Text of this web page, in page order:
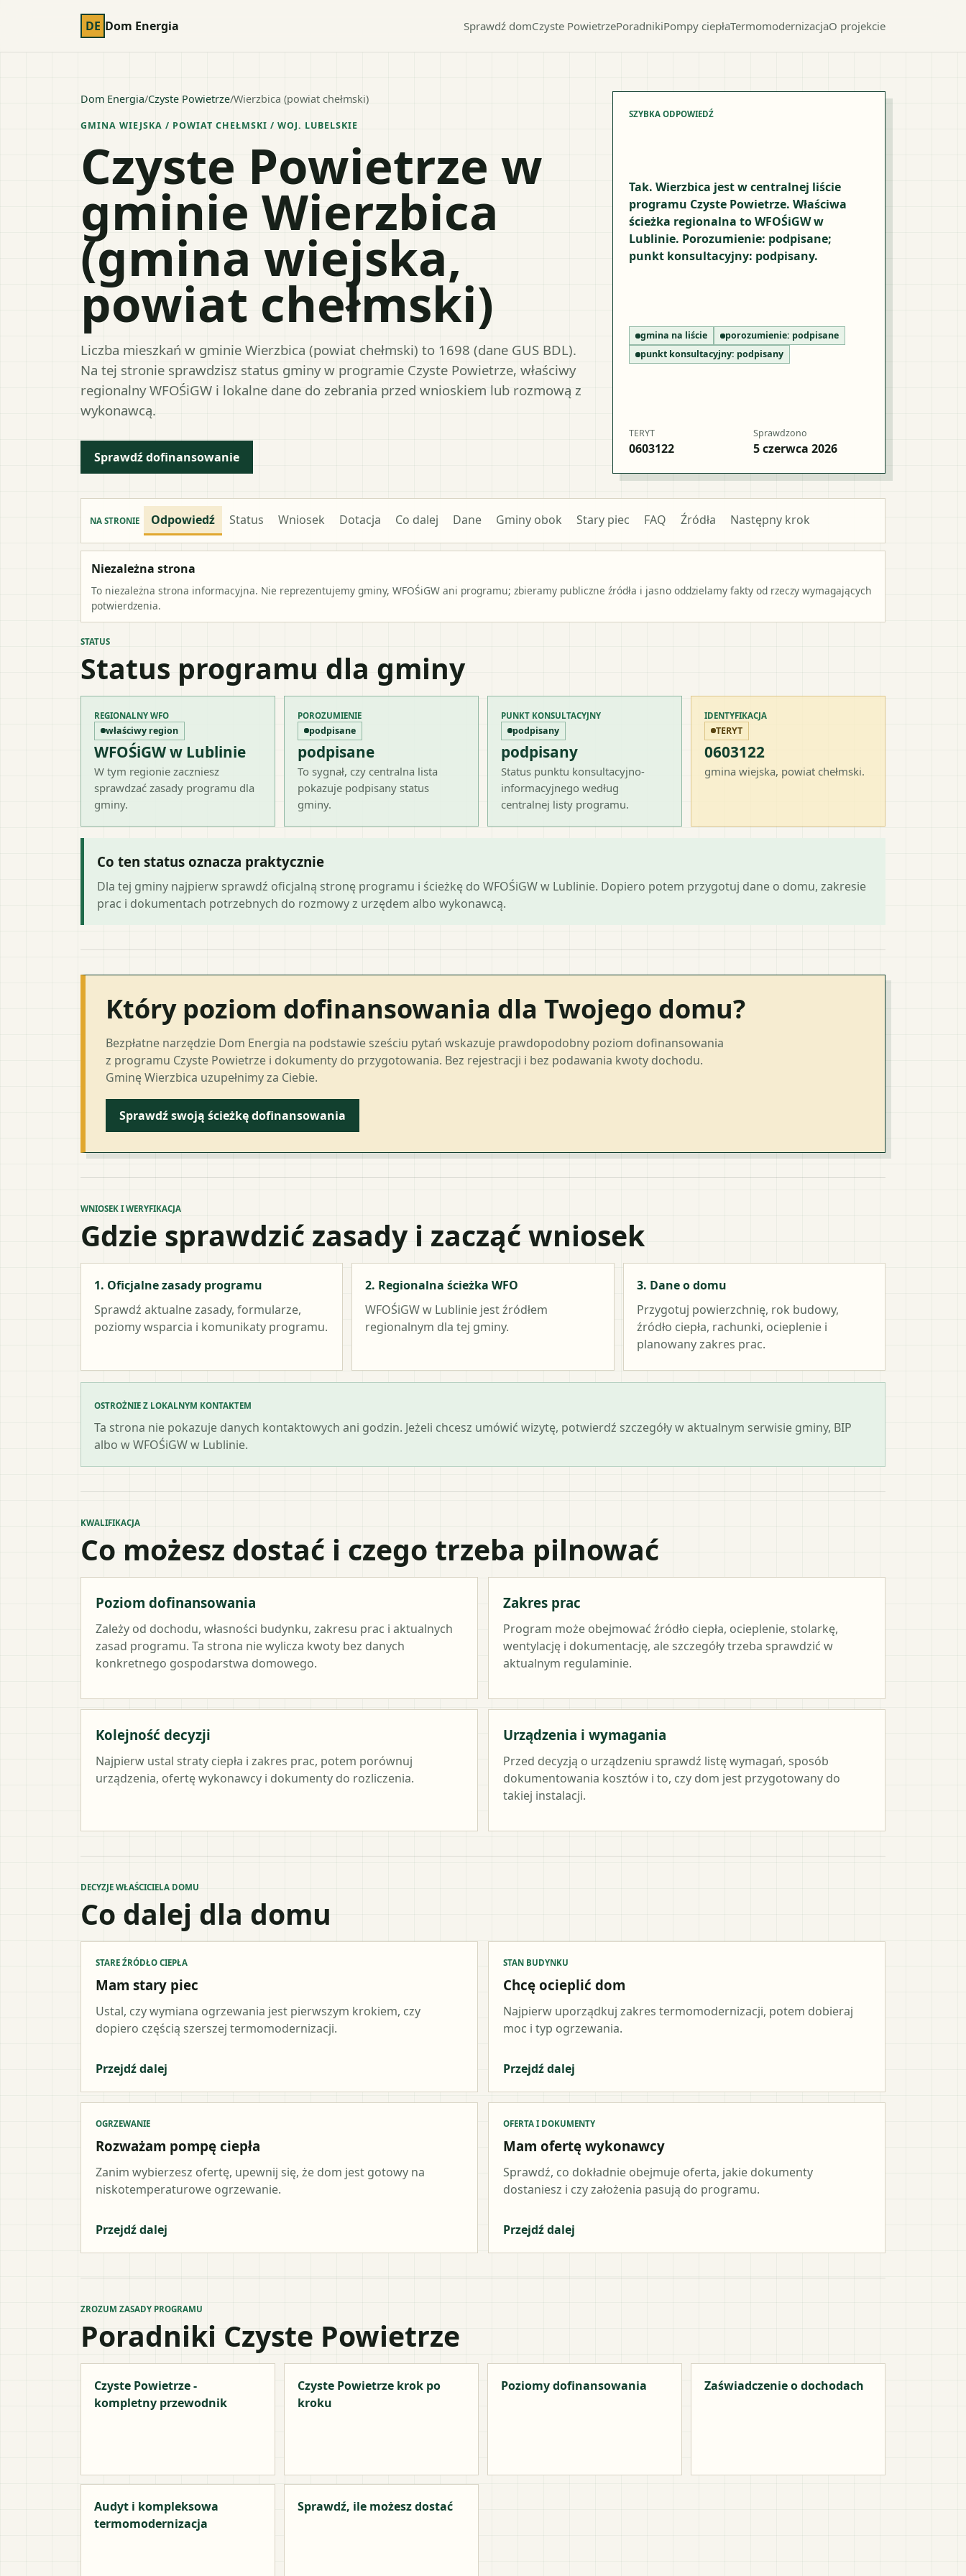
DE Dom Energia Sprawdź domCzyste PowietrzePoradnikiPompy ciepłaTermomodernizacjaO projekcie
Dom Energia/Czyste Powietrze/Wierzbica (powiat chełmski)
GMINA WIEJSKA / POWIAT CHEŁMSKI / WOJ. LUBELSKIE
Czyste Powietrze w
gminie Wierzbica
(gmina wiejska,
powiat chełmski)
Liczba mieszkań w gminie Wierzbica (powiat chełmski) to 1698 (dane GUS BDL).
Na tej stronie sprawdzisz status gminy w programie Czyste Powietrze, właściwy
regionalny WFOŚiGW i lokalne dane do zebrania przed wnioskiem lub rozmową z
wykonawcą.
Sprawdź dofinansowanie
SZYBKA ODPOWIEDŹ
Tak. Wierzbica jest w centralnej liście
programu Czyste Powietrze. Właściwa
ścieżka regionalna to WFOŚiGW w
Lublinie. Porozumienie: podpisane;
punkt konsultacyjny: podpisany.
gmina na liście porozumienie: podpisane
punkt konsultacyjny: podpisany
TERYT
0603122
Sprawdzono
5 czerwca 2026
NA STRONIE Odpowiedź Status Wniosek Dotacja Co dalej Dane Gminy obok Stary piec FAQ Źródła Następny krok
Niezależna strona
To niezależna strona informacyjna. Nie reprezentujemy gminy, WFOŚiGW ani programu; zbieramy publiczne źródła i jasno oddzielamy fakty od rzeczy wymagających
potwierdzenia.
STATUS
Status programu dla gminy
REGIONALNY WFO
właściwy region
WFOŚiGW w Lublinie
W tym regionie zaczniesz
sprawdzać zasady programu dla
gminy.
POROZUMIENIE
podpisane
podpisane
To sygnał, czy centralna lista
pokazuje podpisany status
gminy.
PUNKT KONSULTACYJNY
podpisany
podpisany
Status punktu konsultacyjno-
informacyjnego według
centralnej listy programu.
IDENTYFIKACJA
TERYT
0603122
gmina wiejska, powiat chełmski.
Co ten status oznacza praktycznie
Dla tej gminy najpierw sprawdź oficjalną stronę programu i ścieżkę do WFOŚiGW w Lublinie. Dopiero potem przygotuj dane o domu, zakresie
prac i dokumentach potrzebnych do rozmowy z urzędem albo wykonawcą.
Który poziom dofinansowania dla Twojego domu?
Bezpłatne narzędzie Dom Energia na podstawie sześciu pytań wskazuje prawdopodobny poziom dofinansowania
z programu Czyste Powietrze i dokumenty do przygotowania. Bez rejestracji i bez podawania kwoty dochodu.
Gminę Wierzbica uzupełnimy za Ciebie.
Sprawdź swoją ścieżkę dofinansowania
WNIOSEK I WERYFIKACJA
Gdzie sprawdzić zasady i zacząć wniosek
1. Oficjalne zasady programu
Sprawdź aktualne zasady, formularze,
poziomy wsparcia i komunikaty programu.
2. Regionalna ścieżka WFO
WFOŚiGW w Lublinie jest źródłem
regionalnym dla tej gminy.
3. Dane o domu
Przygotuj powierzchnię, rok budowy,
źródło ciepła, rachunki, ocieplenie i
planowany zakres prac.
OSTROŻNIE Z LOKALNYM KONTAKTEM
Ta strona nie pokazuje danych kontaktowych ani godzin. Jeżeli chcesz umówić wizytę, potwierdź szczegóły w aktualnym serwisie gminy, BIP
albo w WFOŚiGW w Lublinie.
KWALIFIKACJA
Co możesz dostać i czego trzeba pilnować
Poziom dofinansowania
Zależy od dochodu, własności budynku, zakresu prac i aktualnych
zasad programu. Ta strona nie wylicza kwoty bez danych
konkretnego gospodarstwa domowego.
Zakres prac
Program może obejmować źródło ciepła, ocieplenie, stolarkę,
wentylację i dokumentację, ale szczegóły trzeba sprawdzić w
aktualnym regulaminie.
Kolejność decyzji
Najpierw ustal straty ciepła i zakres prac, potem porównuj
urządzenia, ofertę wykonawcy i dokumenty do rozliczenia.
Urządzenia i wymagania
Przed decyzją o urządzeniu sprawdź listę wymagań, sposób
dokumentowania kosztów i to, czy dom jest przygotowany do
takiej instalacji.
DECYZJE WŁAŚCICIELA DOMU
Co dalej dla domu
STARE ŹRÓDŁO CIEPŁA
Mam stary piec
Ustal, czy wymiana ogrzewania jest pierwszym krokiem, czy
dopiero częścią szerszej termomodernizacji.
Przejdź dalej
STAN BUDYNKU
Chcę ocieplić dom
Najpierw uporządkuj zakres termomodernizacji, potem dobieraj
moc i typ ogrzewania.
Przejdź dalej
OGRZEWANIE
Rozważam pompę ciepła
Zanim wybierzesz ofertę, upewnij się, że dom jest gotowy na
niskotemperaturowe ogrzewanie.
Przejdź dalej
OFERTA I DOKUMENTY
Mam ofertę wykonawcy
Sprawdź, co dokładnie obejmuje oferta, jakie dokumenty
dostaniesz i czy założenia pasują do programu.
Przejdź dalej
ZROZUM ZASADY PROGRAMU
Poradniki Czyste Powietrze
Czyste Powietrze -
kompletny przewodnik
Czyste Powietrze krok po
kroku
Poziomy dofinansowania Zaświadczenie o dochodach
Audyt i kompleksowa
termomodernizacja
Sprawdź, ile możesz dostać